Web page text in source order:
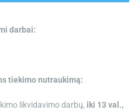
darbai:
tiekimo nutraukimą:
likvidavimo darbų, iki 13 val.,